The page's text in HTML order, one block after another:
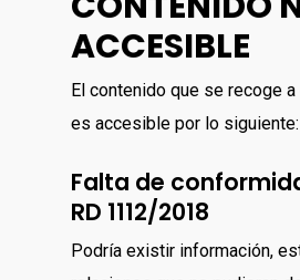
ACCESIBLE
El contenido que se recoge
es accesible por lo siguiente:
Falta de
RD 1112/2018
Podría existir información,